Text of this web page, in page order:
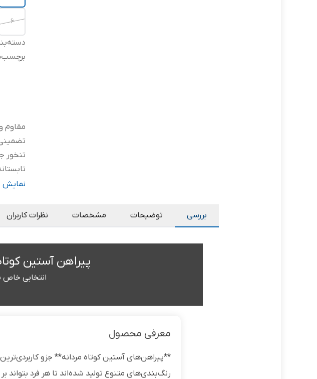
۶
مقاوم
تنخور
با
نمایش
بررسی توضیحات مشخصات نظرات کاربران
پیراهن آستین
انتخابی خاص
معرفی محصول
**پیراهن‌های آستین کوتاه مردانه** جزو
رنگ‌بندی‌های متنوع تولید شده‌اند تا هر فرد بتواند